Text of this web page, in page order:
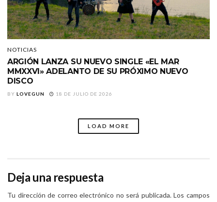
NOTICIAS
ARGIÓN LANZA SU NUEVO SINGLE «EL MAR
MMXXVI» ADELANTO DE SU PRÓXIMO NUEVO
DISCO
BY LOVEGUN 18 DE JULIO DE 2026
LOAD MORE
Deja una respuesta
Tu dirección de correo electrónico no será publicada. Los campos